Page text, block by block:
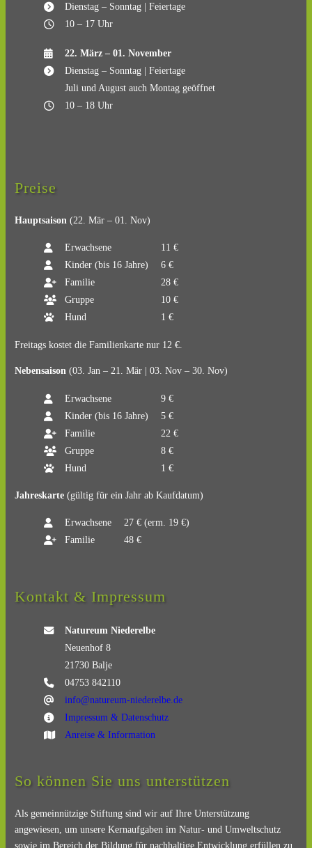
Dienstag – Sonntag | Feiertage
10 – 17 Uhr
22. März – 01. November
Dienstag – Sonntag | Feiertage
Juli und August auch Montag geöffnet
10 – 18 Uhr
Preise
Hauptsaison(22. Mär – 01. Nov)
Erwachsene
11 €
Kinder (bis 16 Jahre)
6 €
Familie
28 €
Gruppe
10 €
Hund
1 €
Freitags kostet die Familienkarte nur 12 €.
Nebensaison(03. Jan – 21. Mär | 03. Nov – 30. Nov)
Erwachsene
9 €
Kinder (bis 16 Jahre)
5 €
Familie
22 €
Gruppe
8 €
Hund
1 €
Jahreskarte (gültig für ein Jahr ab Kaufdatum)
Erwachsene
27 € (erm. 19 €)
Familie
48 €
Kontakt & Impressum
Natureum Niederelbe
Neuenhof 8
21730 Balje
04753 842110
info@natureum-niederelbe.de
Impressum & Datenschutz
Anreise & Information
So können Sie uns unterstützen
Als gemeinnützige Stiftung sind wir auf Ihre Unterstützung
angewiesen, um unsere Kernaufgaben im Natur- und Umweltschutz
sowie im Bereich der Bildung für nachhaltige Entwicklung erfüllen zu